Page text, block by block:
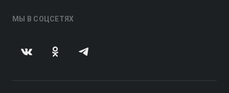
МЫ В СОЦСЕТЯХ